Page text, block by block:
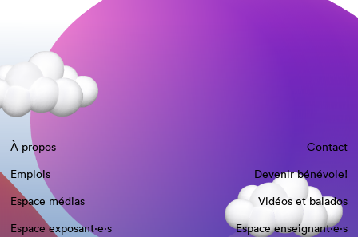
À propos
Contact
Emplois
Devenir bénévole!
Espace médias
Vidéos et balados
Espace exposant·e⋅s
Espace enseignant·e⋅s